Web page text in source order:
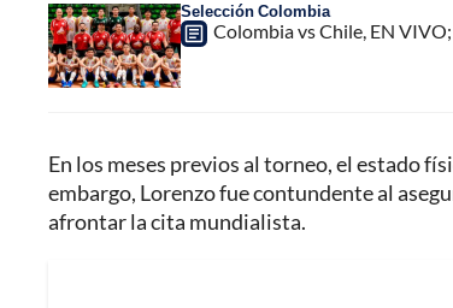
Selección Colombia
Colombia vs Chile, EN
En los meses previos al torneo, el estado
embargo, Lorenzo fue contundente al
afrontar la cita mundialista.